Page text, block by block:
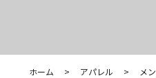
ホーム > アパレル > メ